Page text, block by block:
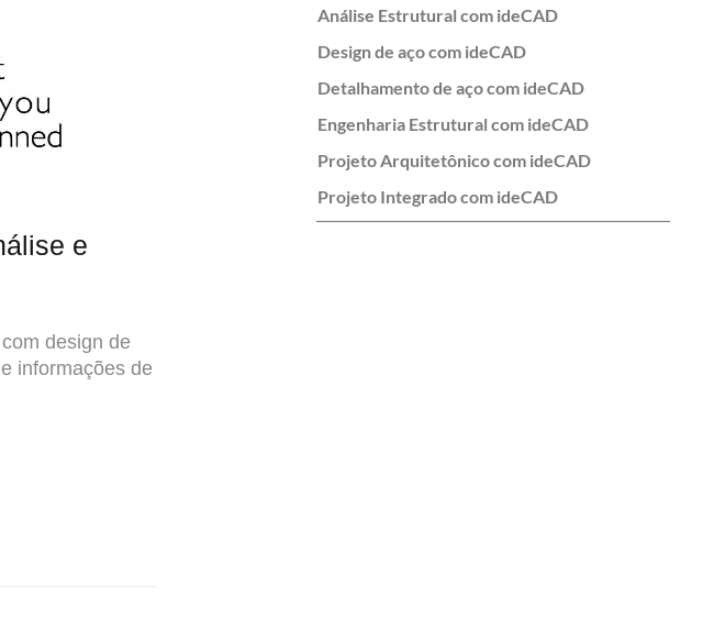
e
design de
informações de
Análise Estrutural com ideCAD
Design de aço com ideCAD
Detalhamento de aço com ideCAD
Engenharia Estrutural com ideCAD
Projeto Arquitetônico com ideCAD
Projeto Integrado com ideCAD